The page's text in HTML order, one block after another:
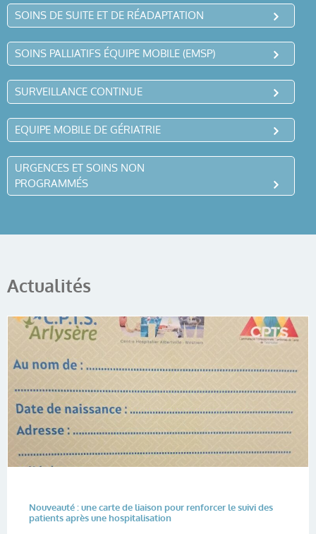
SOINS DE SUITE ET DE RÉADAPTATION
SOINS PALLIATIFS ÉQUIPE MOBILE (EMSP)
SURVEILLANCE CONTINUE
EQUIPE MOBILE DE GÉRIATRIE
URGENCES ET SOINS NON
PROGRAMMÉS
Actualités
Nouveauté : une carte de liaison pour renforcer le suivi des
patients après une hospitalisation